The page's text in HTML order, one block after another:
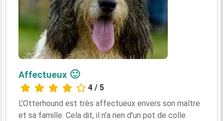
Affectueux 🙂
4 / 5
L'Otterhound est très affectueux envers son maître
et sa famille. Cela dit, il n'a rien d'un pot de colle